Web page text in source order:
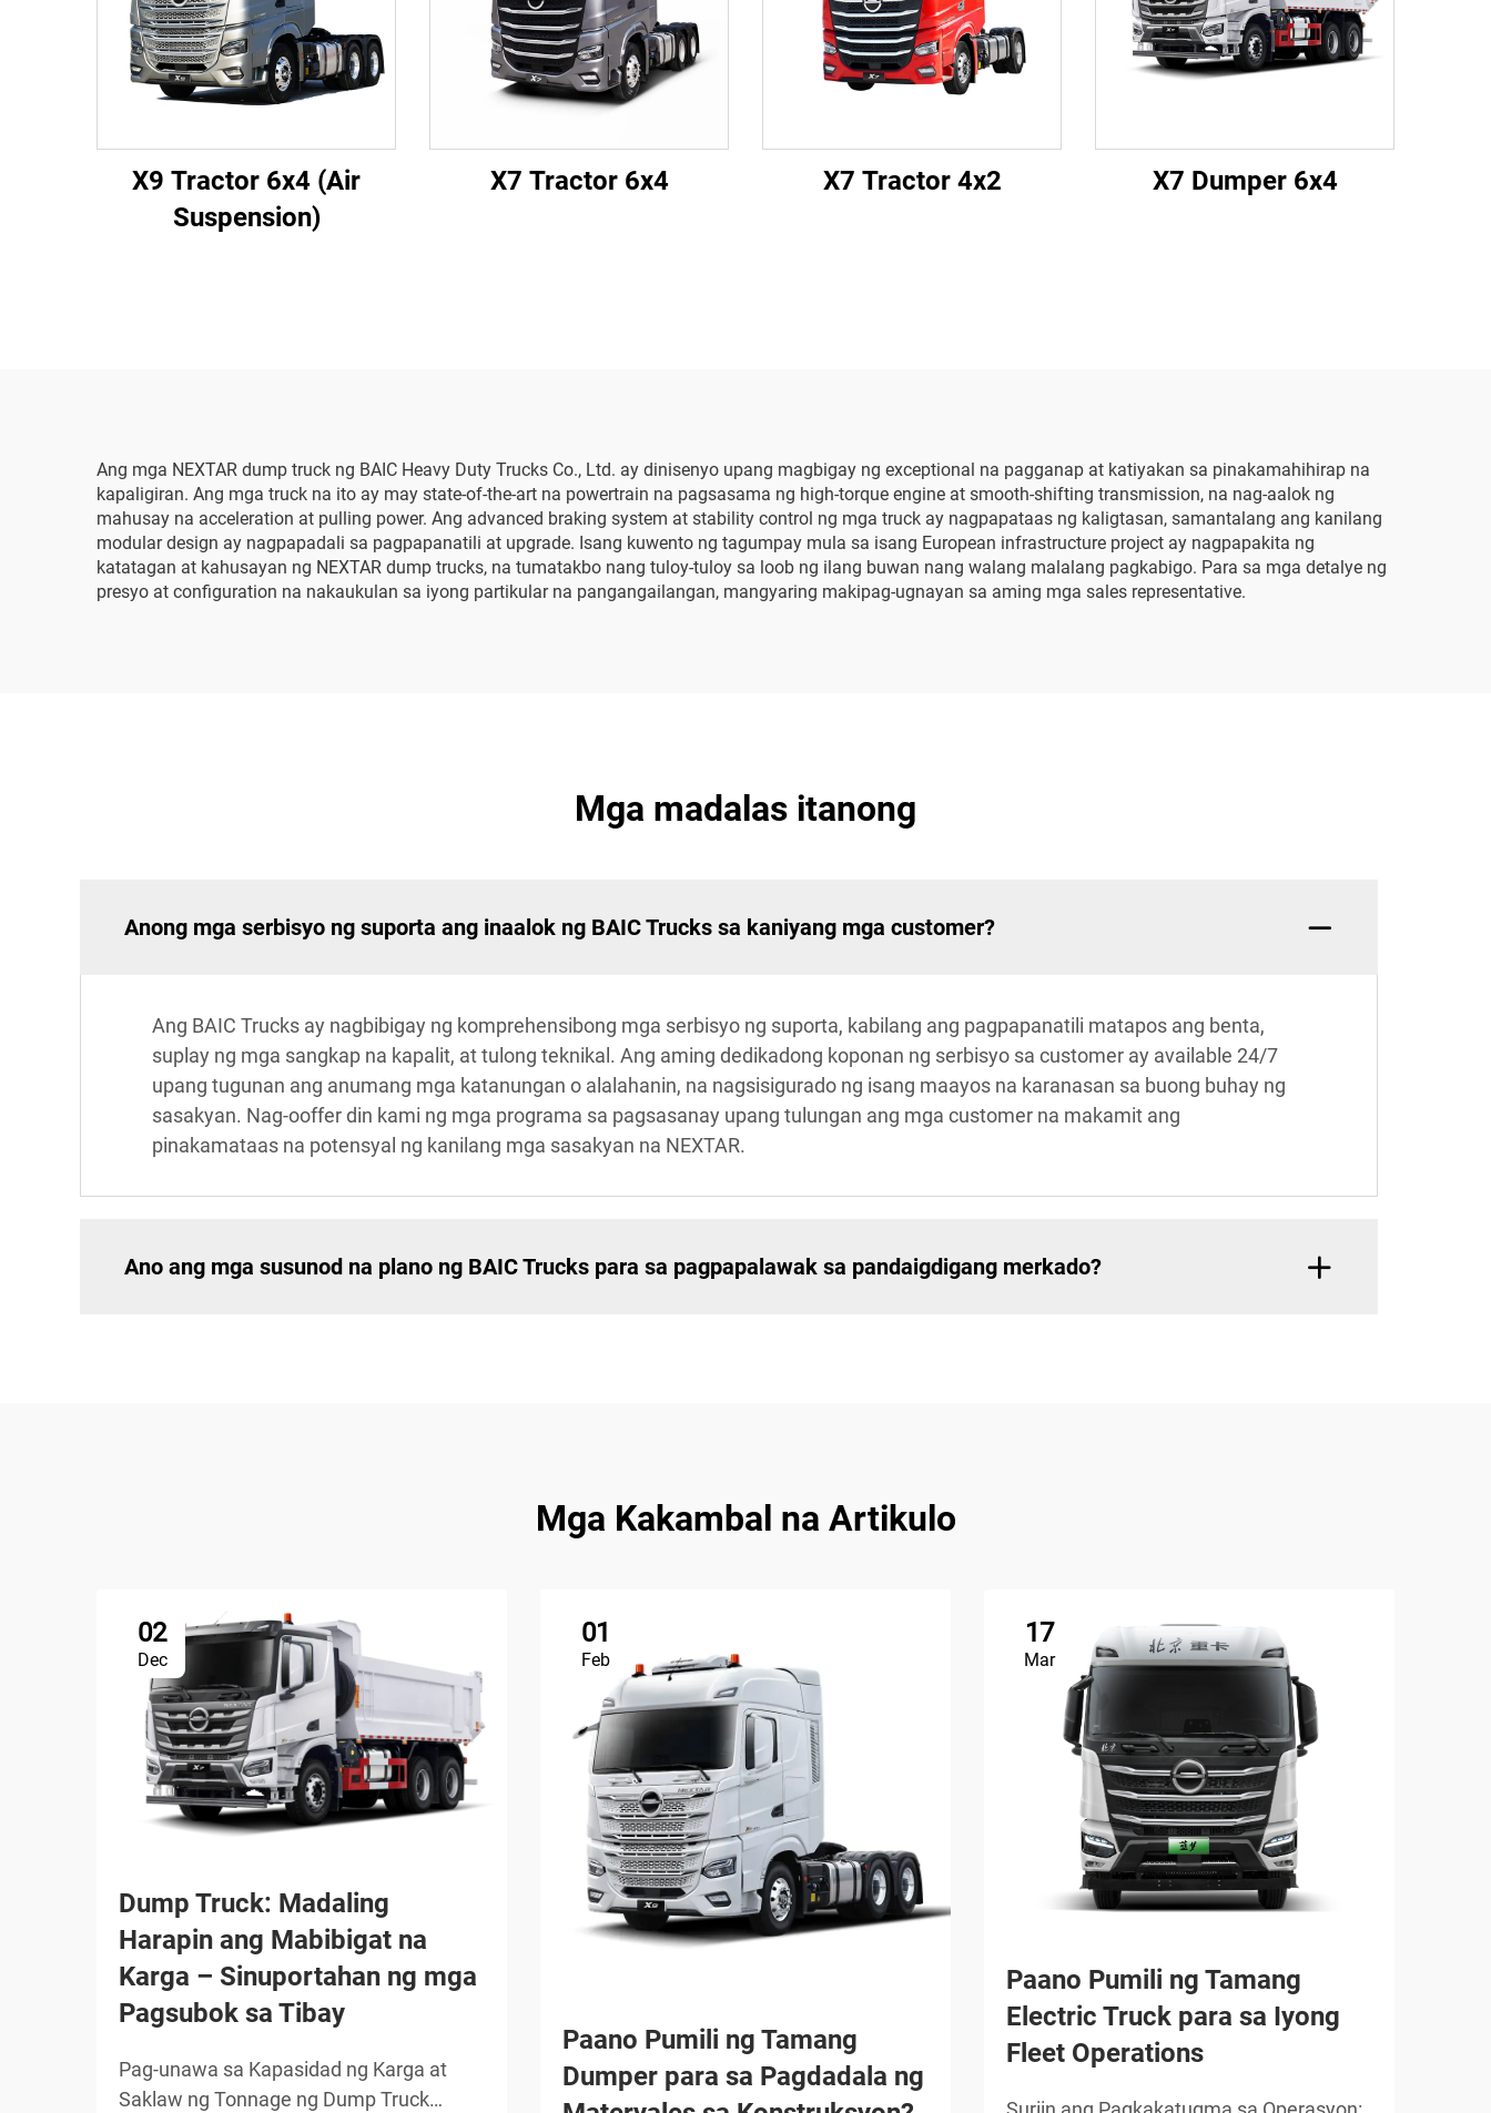
X9 Tractor 6x4 (Air
Suspension)
X7 Tractor 6x4 X7 Tractor 4x2 X7 Dumper 6x4
Ang mga NEXTAR dump truck ng BAIC Heavy Duty Trucks Co., Ltd. ay dinisenyo upang magbigay ng exceptional na pagganap at katiyakan sa pinakamahihirap na
kapaligiran. Ang mga truck na ito ay may state-of-the-art na powertrain na pagsasama ng high-torque engine at smooth-shifting transmission, na nag-aalok ng
mahusay na acceleration at pulling power. Ang advanced braking system at stability control ng mga truck ay nagpapataas ng kaligtasan, samantalang ang kanilang
modular design ay nagpapadali sa pagpapanatili at upgrade. Isang kuwento ng tagumpay mula sa isang European infrastructure project ay nagpapakita ng
katatagan at kahusayan ng NEXTAR dump trucks, na tumatakbo nang tuloy-tuloy sa loob ng ilang buwan nang walang malalang pagkabigo. Para sa mga detalye ng
presyo at configuration na nakaukulan sa iyong partikular na pangangailangan, mangyaring makipag-ugnayan sa aming mga sales representative.
Mga madalas itanong
Anong mga serbisyo ng suporta ang inaalok ng BAIC Trucks sa kaniyang mga customer?
Ang BAIC Trucks ay nagbibigay ng komprehensibong mga serbisyo ng suporta, kabilang ang pagpapanatili matapos ang benta,
suplay ng mga sangkap na kapalit, at tulong teknikal. Ang aming dedikadong koponan ng serbisyo sa customer ay available 24/7
upang tugunan ang anumang mga katanungan o alalahanin, na nagsisigurado ng isang maayos na karanasan sa buong buhay ng
sasakyan. Nag-ooffer din kami ng mga programa sa pagsasanay upang tulungan ang mga customer na makamit ang
pinakamataas na potensyal ng kanilang mga sasakyan na NEXTAR.
Ano ang mga susunod na plano ng BAIC Trucks para sa pagpapalawak sa pandaigdigang merkado?
Mga Kakambal na Artikulo
02
Dec
Dump Truck: Madaling
Harapin ang Mabibigat na
Karga – Sinuportahan ng mga
Pagsubok sa Tibay
Pag-unawa sa Kapasidad ng Karga at
Saklaw ng Tonnage ng Dump Truck
01
Feb
Paano Pumili ng Tamang
Dumper para sa Pagdadala ng
17
Mar
Paano Pumili ng Tamang
Electric Truck para sa Iyong
Fleet Operations